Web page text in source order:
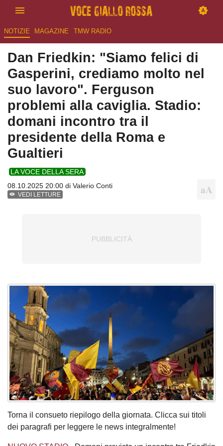
NOTIZIE MAGAZINE TMW RADIO
Dan Friedkin: "Siamo felici di
Gasperini, crediamo molto nel
suo lavoro". Ferguson
problemi alla caviglia. Stadio:
domani incontro tra il
presidente della Roma e
Gualtieri
LA VOCE DELLA SERA
08.10.2025 20:00 di Valerio Conti
VEDI LETTURE
Torna il consueto riepilogo della giornata. Clicca sui titoli
dei paragrafi per leggere le news integralmente!